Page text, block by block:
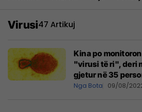
Virusi47 Artikuj
Kina po
"virusi të ri", deri
gjetur në 35
Nga Bota 09/08/